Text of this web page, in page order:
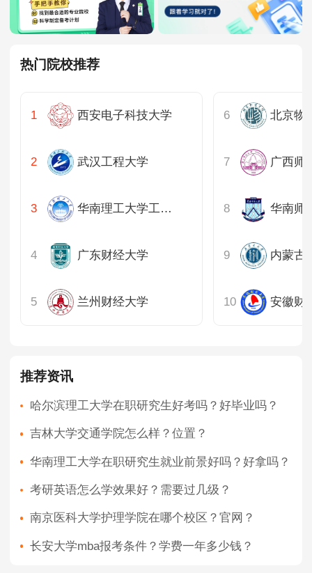
热门院校推荐
西安电子科技大学
武汉工程大学
华南理工大学工商管理学院
广东财经大学
兰州财经大学
北京物
广西师
华南师
内蒙古
安徽财
推荐资讯
哈尔滨理工大学在职研究生好考吗？好毕业吗？
吉林大学交通学院怎么样？位置？
华南理工大学在职研究生就业前景好吗？好拿吗？
考研英语怎么学效果好？需要过几级？
南京医科大学护理学院在哪个校区？官网？
长安大学mba报考条件？学费一年多少钱？